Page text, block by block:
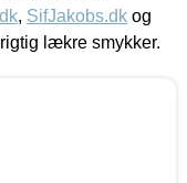
, SifJakobs.dk og
lækre smykker.